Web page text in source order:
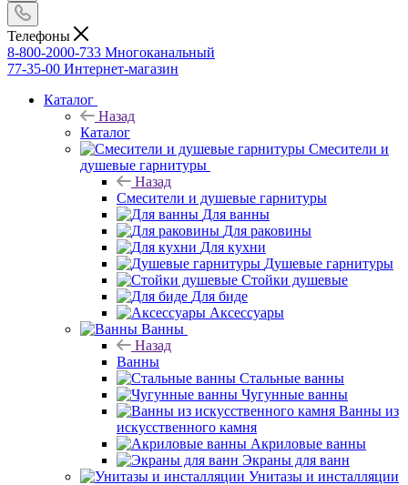
Телефоны
8-800-2000-733 Многоканальный
77-35-00 Интернет-магазин
Каталог
Назад
Каталог
Смесители и
душевые гарнитуры
Назад
Смесители и душевые гарнитуры
Для ванны
Для раковины
Для кухни
Душевые гарнитуры
Стойки душевые
Для биде
Аксессуары
Ванны
Назад
Ванны
Стальные ванны
Чугунные ванны
Ванны из
искусственного камня
Акриловые ванны
Экраны для ванн
Унитазы и инсталляции